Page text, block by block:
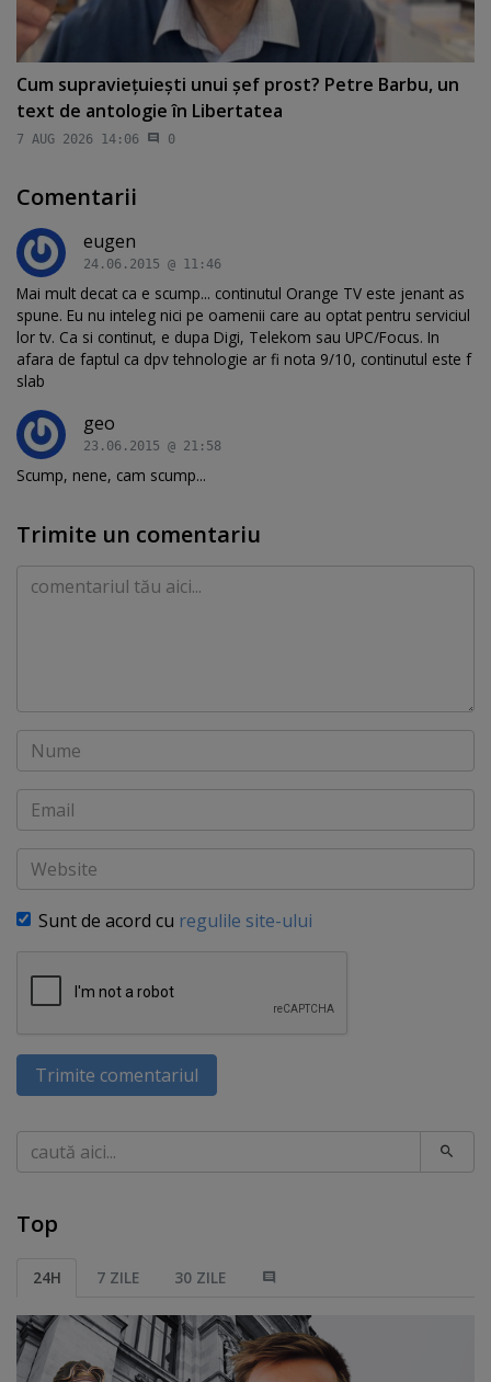
Cum supravieţuieşti unui şef prost? Petre Barbu, un
text de antologie în Libertatea
7 AUG 2026 14:06 0
Comentarii
eugen
24.06.2015 @ 11:46
Mai mult decat ca e scump... continutul Orange TV este jenant as
spune. Eu nu inteleg nici pe oamenii care au optat pentru serviciul
lor tv. Ca si continut, e dupa Digi, Telekom sau UPC/Focus. In
afara de faptul ca dpv tehnologie ar fi nota 9/10, continutul este f
slab
geo
23.06.2015 @ 21:58
Scump, nene, cam scump...
Trimite un comentariu
Comentariu
Nume
Email
Website
Sunt de acord cu regulile site-ului
Trimite comentariul
Caută
Top
24H 7 ZILE 30 ZILE